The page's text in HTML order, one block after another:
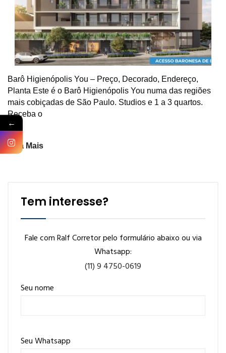
Barô Higienópolis You – Preço, Decorado, Endereço,
Planta Este é o Barô Higienópolis You numa das regiões
mais cobiçadas de São Paulo. Studios e 1 a 3 quartos.
Receba o
Veja Mais
Tem interesse?
Fale com Ralf Corretor pelo formulário abaixo ou via
Whatsapp:
(11) 9 4750-0619
Seu nome
Seu Whatsapp
←